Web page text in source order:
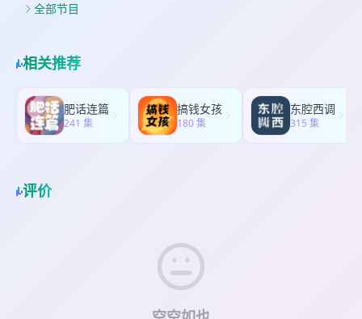
经把幽默融入了日常。 最近的一次是艮艮妈妈告诉
“中专”，他爸爸接话说“就是你以后可能读的学
校……” 如果你好奇“热爱脱口秀的一家人相处会是什
么样”，或者想感受一种不焦虑的亲子关系，那么这
期真的不要错过。这期节目不是育儿课，但可能比
00:45:07 真的会被脱口秀冒犯到吗？ 专场近期巡演
票。 更多演出信息和开票时间可以查看下方的巡演
日历。 购票👉笑果小程序/大麦/猫眼/票星球
全部节目
相关推荐
肥话连篇
241 集
搞钱女孩
180 集
东腔西调
315 集
评价